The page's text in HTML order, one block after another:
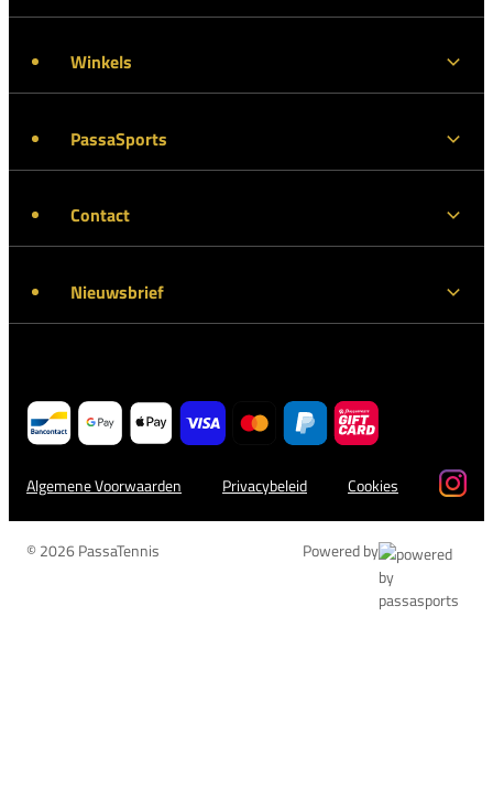
Winkels
PassaSports
Contact
Nieuwsbrief
Algemene Voorwaarden Privacybeleid Cookies
© 2026 PassaTennis Powered by